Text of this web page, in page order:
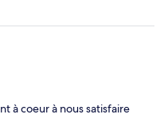
à coeur à nous satisfaire